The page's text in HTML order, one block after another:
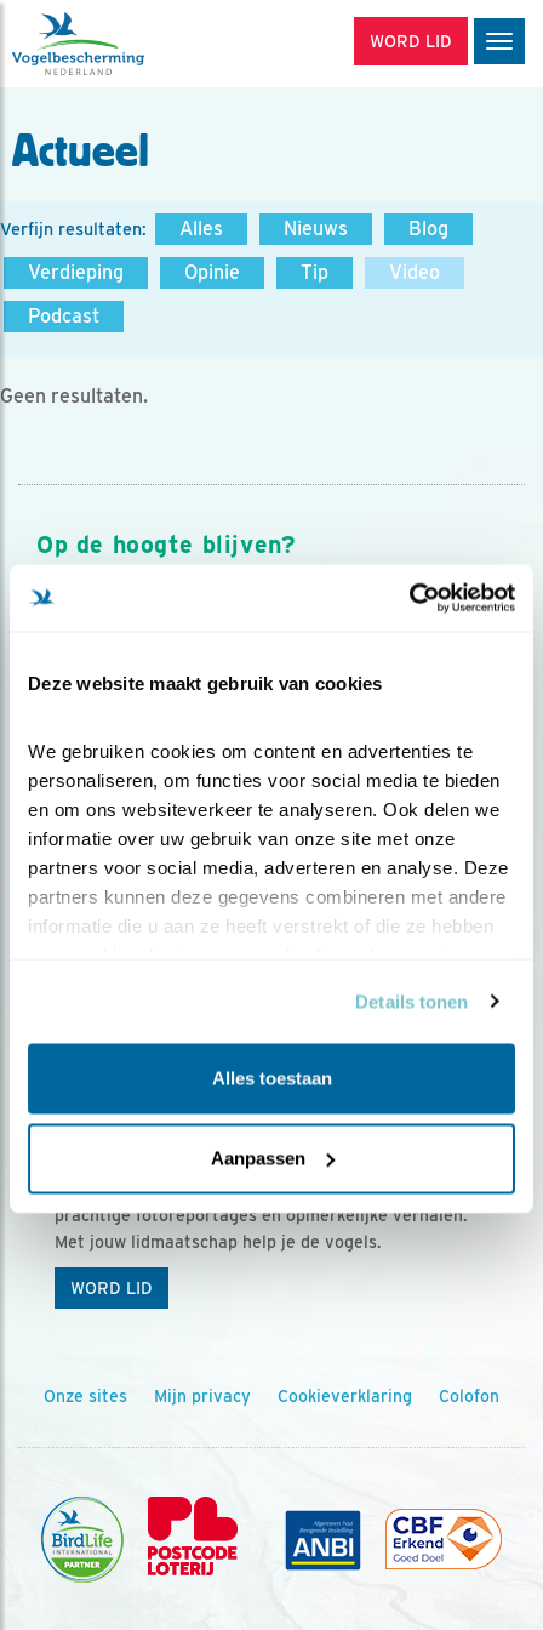
Deze website maakt gebruik van cookies
We gebruiken cookies om content en advertenties te
personaliseren, om functies voor social media te bieden
en om ons websiteverkeer te analyseren. Ook delen we
informatie over uw gebruik van onze site met onze
partners voor social media, adverteren en analyse. Deze
partners kunnen deze gegevens combineren met andere
informatie die u aan ze heeft verstrekt of die ze hebben
Details tonen
Alles toestaan
Aanpassen
WORD LID
Actueel
Verfijn resultaten: Alles Nieuws
Blog
Verdieping
Opinie Tip
Video
Podcast
Geen resultaten.
Op de hoogte blijven?
Meld je aan en ontvang nieuws, inspiratie, acties en tips
over vogels en activiteiten van Vogelbescherming.
Ontvang 5 x Vogels voor € 36,00 per jaar
Vogels is het tijdschrift voor onze leden, met
prachtige fotoreportages en opmerkelijke verhalen.
Met jouw lidmaatschap help je de vogels.
WORD LID
Onze sites Mijn privacy Cookieverklaring Colofon